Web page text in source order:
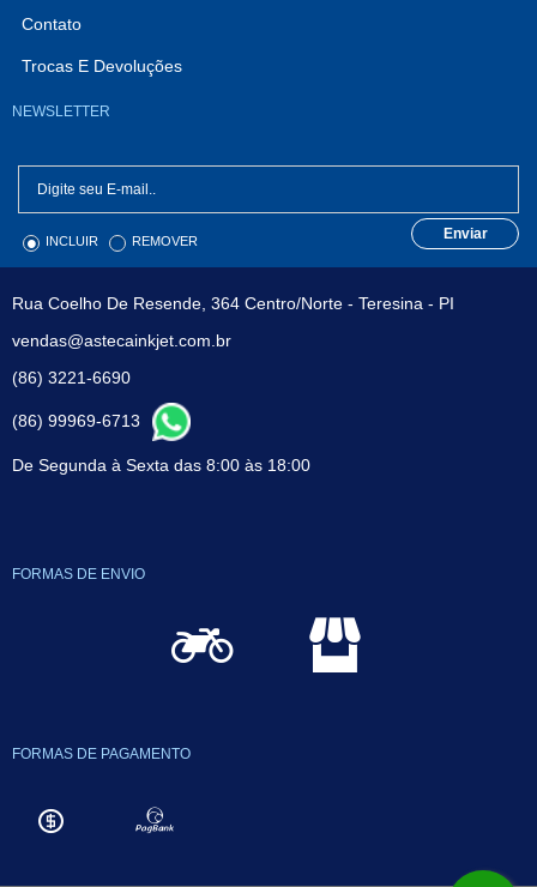
Contato
Trocas E Devoluções
NEWSLETTER
INCLUIR REMOVER Enviar
Rua Coelho De Resende, 364 Centro/Norte - Teresina - PI
vendas@astecainkjet.com.br
(86) 3221-6690
(86) 99969-6713
De Segunda à Sexta das 8:00 às 18:00
FORMAS DE ENVIO
FORMAS DE PAGAMENTO